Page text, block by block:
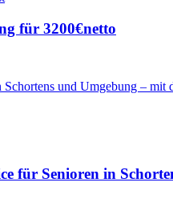
für 3200€netto
und Umgebung – mit
für Senioren in